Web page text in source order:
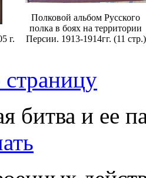
г.
Полковой альбом Русского
полка в боях на территории
Персии. 1913-1914гг. (11 стр.)
битва и ее